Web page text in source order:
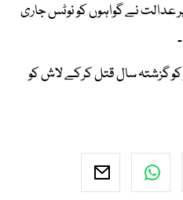
نے گواہوں کو نوٹس جاری
گزشتہ سال قتل کرکے لاش کو